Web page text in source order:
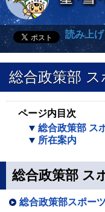
読み上げ
総合政策部
ページ内目次
総合政策部 ス
所在案内
総合政策部 ス
総合政策部スポー